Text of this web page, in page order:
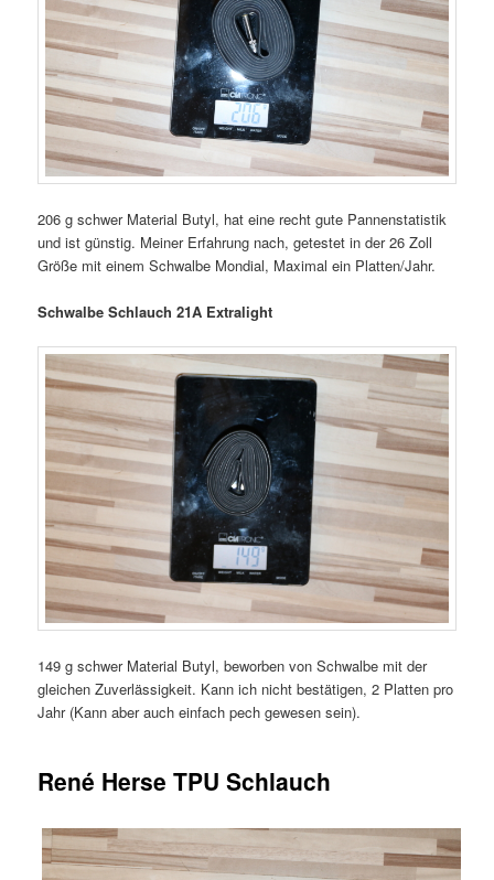
206 g schwer Material Butyl, hat eine recht gute Pannenstatistik
und ist günstig. Meiner Erfahrung nach, getestet in der 26 Zoll
Größe mit einem Schwalbe Mondial, Maximal ein Platten/Jahr.
Schwalbe Schlauch 21A Extralight
149 g schwer Material Butyl, beworben von Schwalbe mit der
gleichen Zuverlässigkeit. Kann ich nicht bestätigen, 2 Platten pro
Jahr (Kann aber auch einfach pech gewesen sein).
René Herse TPU Schlauch